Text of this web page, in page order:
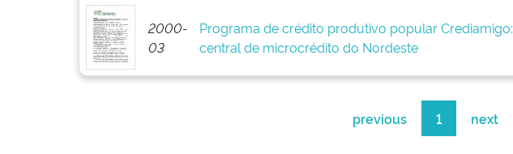
2000-
03
Programa de crédito produtivo popular Crediamigo:
central de microcrédito do Nordeste
previous 1 next